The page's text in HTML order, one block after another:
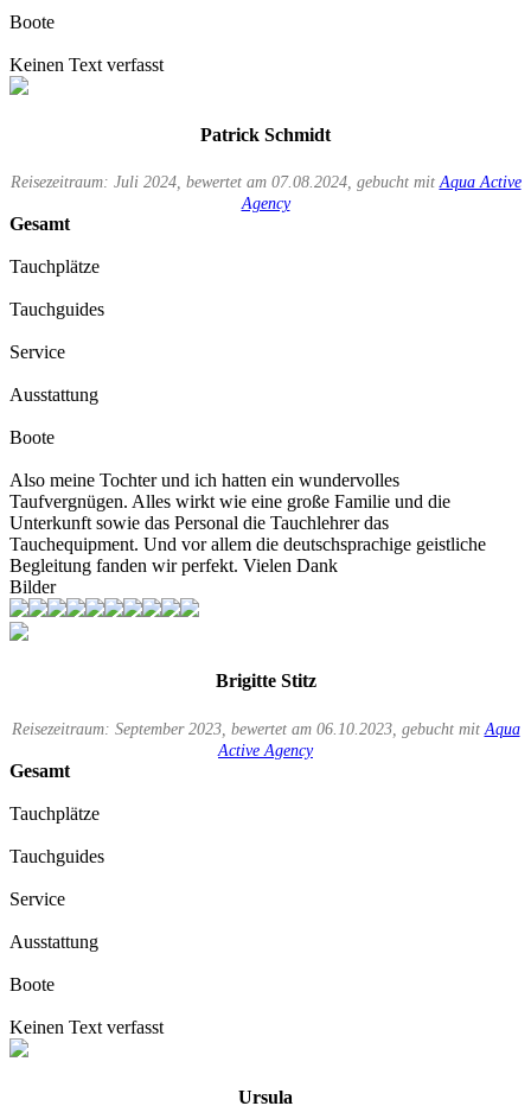
Boote
Keinen Text verfasst
Patrick Schmidt
Reisezeitraum: Juli 2024, bewertet am 07.08.2024, gebucht mit Aqua Active
Agency
Gesamt
Tauchplätze
Tauchguides
Service
Ausstattung
Boote
Also meine Tochter und ich hatten ein wundervolles
Taufvergnügen. Alles wirkt wie eine große Familie und die
Unterkunft sowie das Personal die Tauchlehrer das
Tauchequipment. Und vor allem die deutschsprachige geistliche
Begleitung fanden wir perfekt. Vielen Dank
Bilder
Brigitte Stitz
Reisezeitraum: September 2023, bewertet am 06.10.2023, gebucht mit Aqua
Active Agency
Gesamt
Tauchplätze
Tauchguides
Service
Ausstattung
Boote
Keinen Text verfasst
Ursula